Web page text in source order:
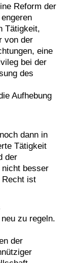
Reform der
Tätigkeit,
von der
eine
bei der
des
Aufhebung
dann in
Tätigkeit
der
besser
Recht ist
zu regeln.
der